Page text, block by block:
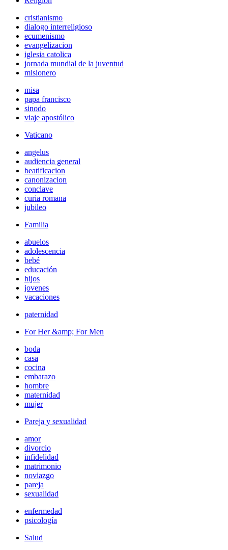
cristianismo
dialogo interreligioso
ecumenismo
evangelizacion
iglesia catolica
jornada mundial de la juventud
misionero
misa
papa francisco
sinodo
viaje apostólico
Vaticano
angelus
audiencia general
beatificacion
canonizacion
conclave
curia romana
jubileo
Familia
abuelos
adolescencia
bebé
educación
hijos
jovenes
vacaciones
paternidad
For Her &amp; For Men
boda
casa
cocina
embarazo
hombre
maternidad
mujer
Pareja y sexualidad
amor
divorcio
infidelidad
matrimonio
noviazgo
pareja
sexualidad
enfermedad
psicología
Salud